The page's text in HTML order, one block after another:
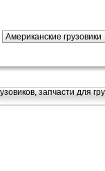
запчасти для